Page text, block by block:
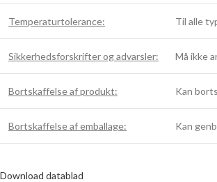
Temperaturtolerance: Til alle
Sikkerhedsforskrifter og advarsler: Må ikke
Bortskaffelse af produkt: Kan
Bortskaffelse af emballage: Kan
Download datablad